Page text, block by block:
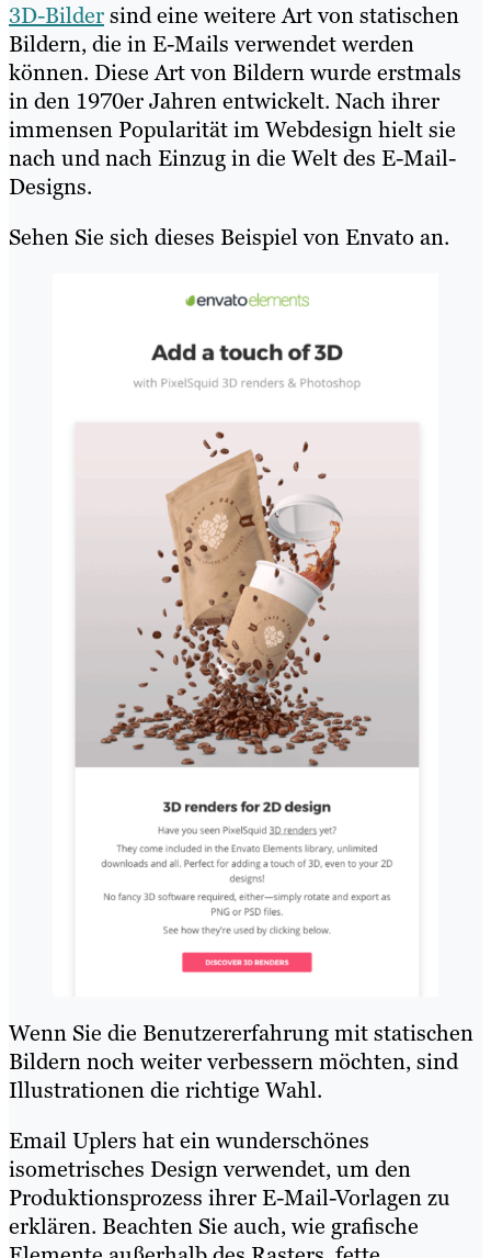
3D-Bildersind eine weitere Art von statischen
Bildern, die in E-Mails verwendet werden
können. Diese Art von Bildern wurde erstmals
in den 1970er Jahren entwickelt. Nach ihrer
immensen Popularität im Webdesign hielt sie
nach und nach Einzug in die Welt des E-Mail-
Designs.
Sehen Sie sich dieses Beispiel von Envato an.
Wenn Sie die Benutzererfahrung mit statischen
Bildern noch weiter verbessern möchten, sind
Illustrationen die richtige Wahl.
Email Uplers hat ein wunderschönes
isometrisches Design verwendet, um den
Produktionsprozess ihrer E-Mail-Vorlagen zu
erklären. Beachten Sie auch, wie grafische